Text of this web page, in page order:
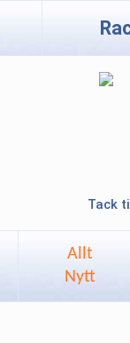
Tack
Allt
Nytt